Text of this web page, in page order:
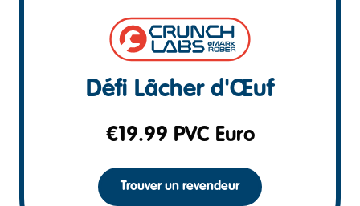
Défi Lâcher d'Œuf
€19.99 PVC Euro
Trouver un revendeur